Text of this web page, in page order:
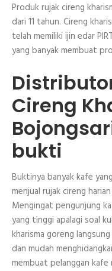
Produk rujak cireng
dari 11 tahun. Cireng
telah memiliki ijin edar
yang banyak membuat
Cireng
bukti
Buktinya banyak kafe
menjual rujak cireng
Mengingat pengunjung
yang tinggi apalagi soal
kharisma goreng
dan mudah
membuat pelanggan kafe